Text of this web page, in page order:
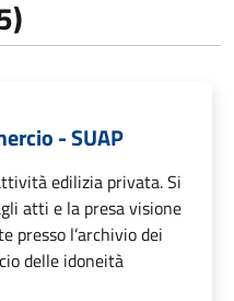
- SUAP
edilizia privata. Si
atti e la presa visione
presso l’archivio dei
delle idoneità